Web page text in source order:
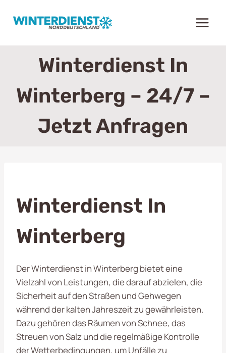
Inhalt
Winterdienst In
Winterberg – 24/7 –
Jetzt Anfragen
Winterdienst In
Winterberg
Der Winterdienst in Winterberg bietet eine
Vielzahl von Leistungen, die darauf abzielen, die
Sicherheit auf den Straßen und Gehwegen
während der kalten Jahreszeit zu gewährleisten.
Dazu gehören das Räumen von Schnee, das
Streuen von Salz und die regelmäßige Kontrolle
der Wetterbedingungen, um Unfälle zu